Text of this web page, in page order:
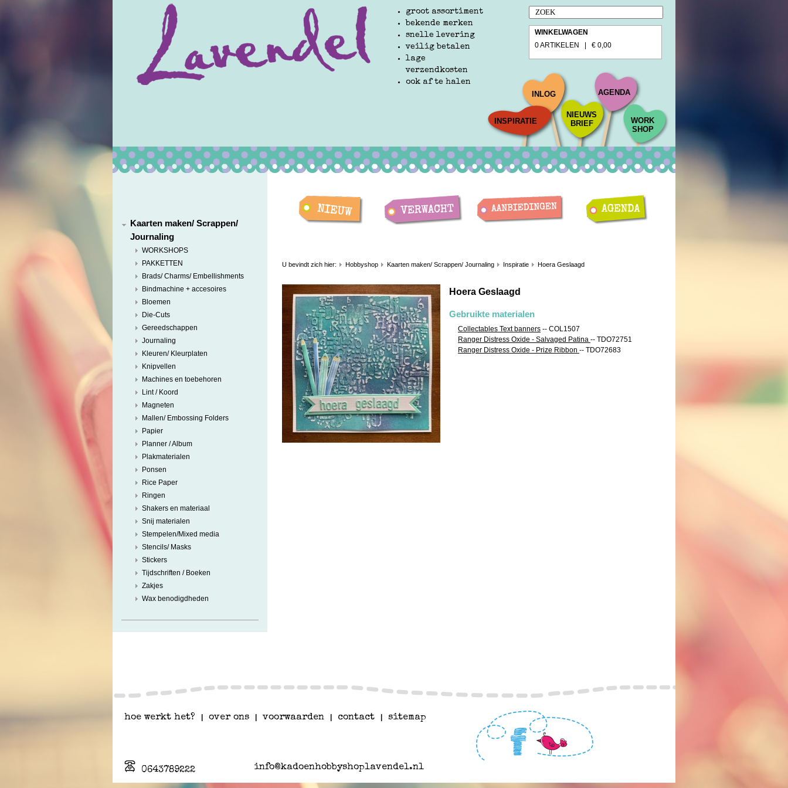
groot assortiment
bekende merken
snelle levering
veilig betalen
lage
verzendkosten
ook af te halen
WINKELWAGEN
0 ARTIKELEN | € 0,00
INSPIRATIE
INLOG
NIEUWS
BRIEF
AGENDA
WORK
SHOP
Kaarten maken/ Scrappen/
Journaling
WORKSHOPS
PAKKETTEN
Brads/ Charms/ Embellishments
Bindmachine + accesoires
Bloemen
Die-Cuts
Gereedschappen
Journaling
Kleuren/ Kleurplaten
Knipvellen
Machines en toebehoren
Lint / Koord
Magneten
Mallen/ Embossing Folders
Papier
Planner / Album
Plakmaterialen
Ponsen
Rice Paper
Ringen
Shakers en materiaal
Snij materialen
Stempelen/Mixed media
Stencils/ Masks
Stickers
Tijdschriften / Boeken
Zakjes
Wax benodigdheden
U bevindt zich hier: Hobbyshop Kaarten maken/ Scrappen/ Journaling Inspiratie Hoera Geslaagd
Hoera Geslaagd
Gebruikte materialen
Collectables Text banners -- COL1507
Ranger Distress Oxide - Salvaged Patina -- TDO72751
Ranger Distress Oxide - Prize Ribbon -- TDO72683
hoe werkt het? over ons voorwaarden contact sitemap
0643789222 info@kadoenhobbyshoplavendel.nl